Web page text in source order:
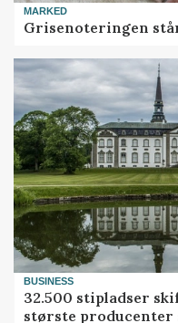
MARKED
Grisenoteringen
BUSINESS
32.500 stipladser
største producenter